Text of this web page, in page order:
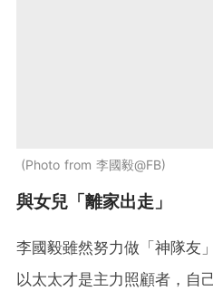
Photo from 李國毅@FB
與女兒「離家出走」
李國毅雖然努力做「神隊友
以太太才是主力照顧者，自